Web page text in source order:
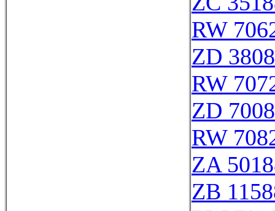
RW
ZD
RW
ZD
RW
ZA
ZB